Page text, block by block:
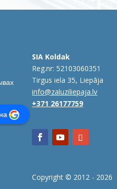
SIA Koldak
Reg.nr: 52103060351
Tirgus iela 35, Liepāja
info@zaluziliepaja.lv
+371 26177759
Copyright © 2012 - 2026